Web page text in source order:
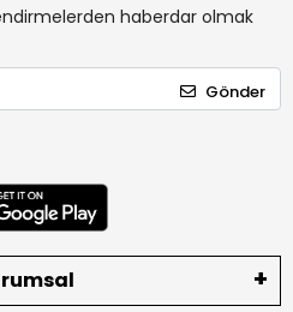
haberdar olmak
Gönder